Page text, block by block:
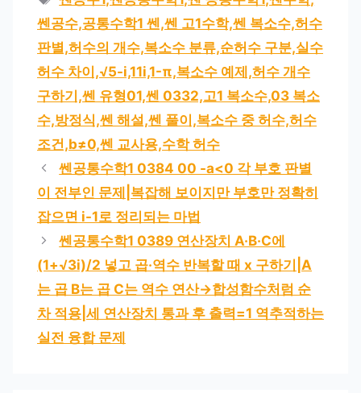
리
그
쎈공수,공통수학1 쎈,쎈 고1수학,쎈 복소수,허수
판별,허수의 개수,복소수 분류,순허수 구분,실수
허수 차이,√5-i,11i,1-π,복소수 예제,허수 개수
구하기,쎈 유형01,쎈 0332,고1 복소수,03 복소
수,방정식,쎈 해설,쎈 풀이,복소수 중 허수,허수
조건,b≠0,쎈 교사용,수학 허수
쎈공통수학1 0384 00 -a<0 각 부호 판별
이 전부인 문제|복잡해 보이지만 부호만 정확히
잡으면 i-1로 정리되는 마법
쎈공통수학1 0389 연산장치 A·B·C에
(1+√3i)/2 넣고 곱·역수 반복할 때 x 구하기|A
는 곱 B는 곱 C는 역수 연산→합성함수처럼 순
차 적용|세 연산장치 통과 후 출력=1 역추적하는
실전 융합 문제